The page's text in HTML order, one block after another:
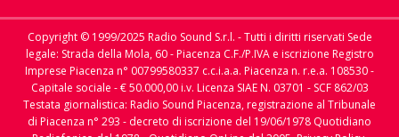
Copyright © 1999/2025 Radio Sound S.r.l. - Tutti i diritti riservati Sede
legale: Strada della Mola, 60 - Piacenza C.F./P.IVA e iscrizione Registro
Imprese Piacenza n° 00799580337 c.c.i.a.a. Piacenza n. r.e.a. 108530 -
Capitale sociale - € 50.000,00 i.v. Licenza SIAE N. 03701 - SCF 862/03
Testata giornalistica: Radio Sound Piacenza, registrazione al Tribunale
di Piacenza n° 293 - decreto di iscrizione del 19/06/1978 Quotidiano